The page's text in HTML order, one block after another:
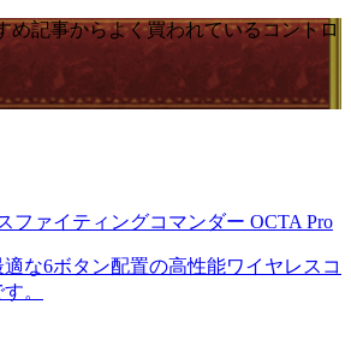
め記事からよく買われているコントロ
ファイティングコマンダー OCTA Pro
な6ボタン配置の高性能ワイヤレスコ
。